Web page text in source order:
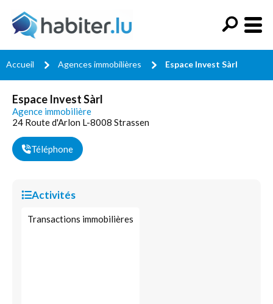
Accueil Agences immobilières Espace Invest Sàrl
Espace Invest Sàrl
Agence immobilière
24 Route d'Arlon L-8008 Strassen
Téléphone
Activités
Transactions immobilières